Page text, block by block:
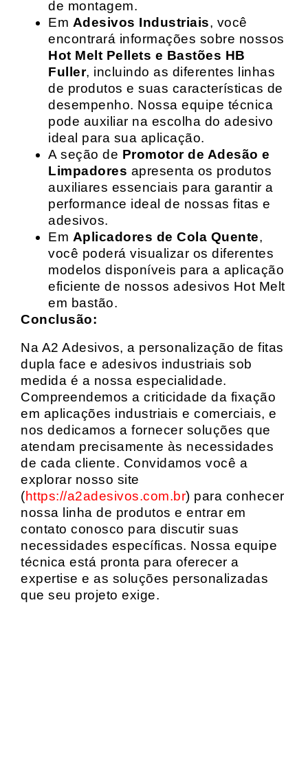
de montagem.
Em Adesivos Industriais, você
encontrará informações sobre nossos
Hot Melt Pellets e Bastões HB
Fuller, incluindo as diferentes linhas
de produtos e suas características de
desempenho. Nossa equipe técnica
pode auxiliar na escolha do adesivo
ideal para sua aplicação.
A seção de Promotor de Adesão e
Limpadores apresenta os produtos
auxiliares essenciais para garantir a
performance ideal de nossas fitas e
adesivos.
Em Aplicadores de Cola Quente,
você poderá visualizar os diferentes
modelos disponíveis para a aplicação
eficiente de nossos adesivos Hot Melt
em bastão.
Conclusão:
Na A2 Adesivos, a personalização de fitas
dupla face e adesivos industriais sob
medida é a nossa especialidade.
Compreendemos a criticidade da fixação
em aplicações industriais e comerciais, e
nos dedicamos a fornecer soluções que
atendam precisamente às necessidades
de cada cliente. Convidamos você a
explorar nosso site
(https://a2adesivos.com.br) para conhecer
nossa linha de produtos e entrar em
contato conosco para discutir suas
necessidades específicas. Nossa equipe
técnica está pronta para oferecer a
expertise e as soluções personalizadas
que seu projeto exige.